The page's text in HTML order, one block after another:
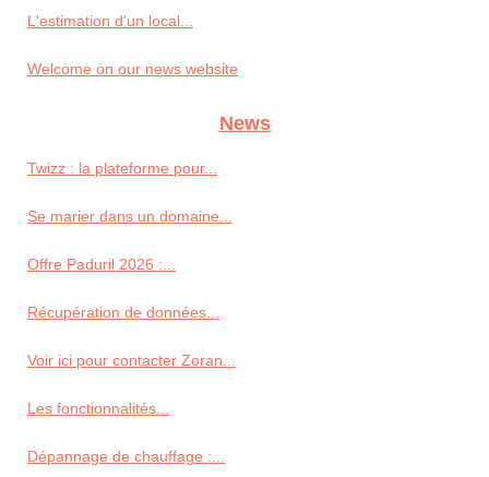
L'estimation d'un local...
Welcome on our news website
News
Twizz : la plateforme pour...
Se marier dans un domaine...
Offre Paduril 2026 :...
Récupération de données...
Voir ici pour contacter Zoran...
Les fonctionnalités...
Dépannage de chauffage :...